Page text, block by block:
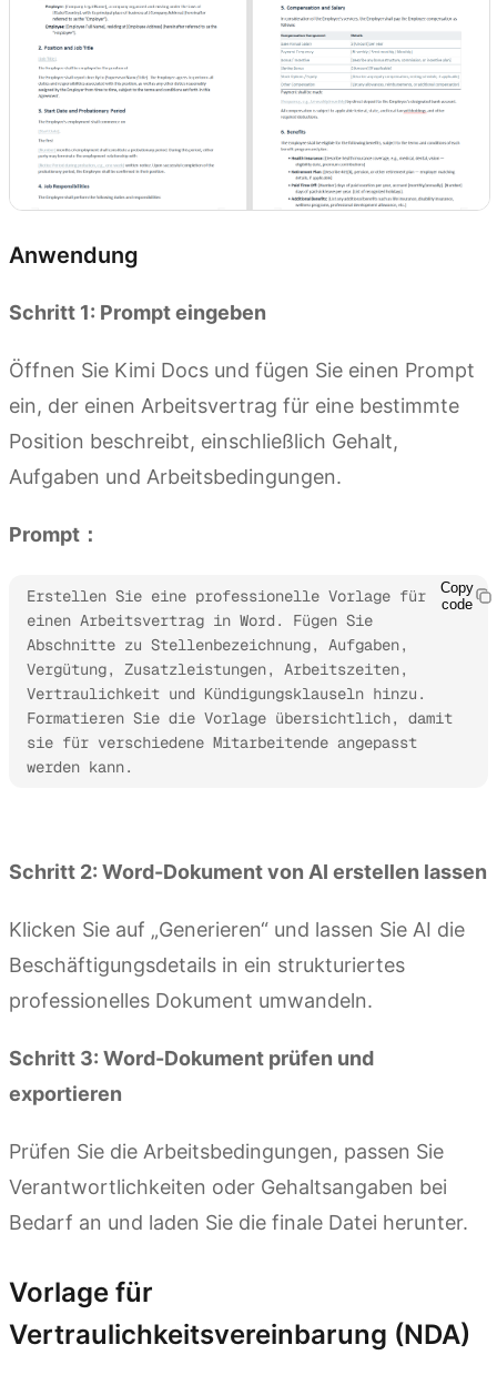
Anwendung
Schritt 1: Prompt eingeben
Öffnen Sie Kimi Docs und fügen Sie einen Prompt
ein, der einen Arbeitsvertrag für eine bestimmte
Position beschreibt, einschließlich Gehalt,
Aufgaben und Arbeitsbedingungen.
Prompt：
Erstellen Sie eine professionelle Vorlage für
einen Arbeitsvertrag in Word. Fügen Sie
Abschnitte zu Stellenbezeichnung, Aufgaben,
Vergütung, Zusatzleistungen, Arbeitszeiten,
Vertraulichkeit und Kündigungsklauseln hinzu.
Formatieren Sie die Vorlage übersichtlich, damit
sie für verschiedene Mitarbeitende angepasst
werden kann.
Copy
code
Schritt 2: Word-Dokument von AI erstellen lassen
Klicken Sie auf „Generieren“ und lassen Sie AI die
Beschäftigungsdetails in ein strukturiertes
professionelles Dokument umwandeln.
Schritt 3: Word-Dokument prüfen und
exportieren
Prüfen Sie die Arbeitsbedingungen, passen Sie
Verantwortlichkeiten oder Gehaltsangaben bei
Bedarf an und laden Sie die finale Datei herunter.
Vorlage für
Vertraulichkeitsvereinbarung (NDA)